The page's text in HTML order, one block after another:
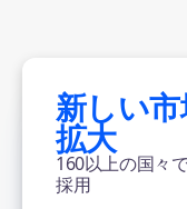
新しい
拡大
160以上の国々
採用